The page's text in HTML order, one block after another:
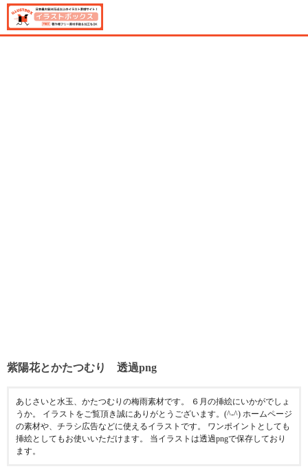
紫陽花とかたつむり 透過png
あじさいと水玉、かたつむりの梅雨素材です。 ６月の挿絵にいかがでしょ
うか。 イラストをご覧頂き誠にありがとうございます。(^-^) ホームページ
の素材や、チラシ広告などに使えるイラストです。 ワンポイントとしても
挿絵としてもお使いいただけます。 当イラストは透過pngで保存しており
ます。